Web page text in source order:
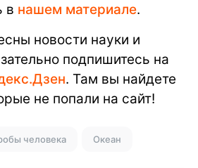
в нашем материале.
новости науки и
подпишитесь на
. Там вы найдете
не попали на сайт!
человека Океан